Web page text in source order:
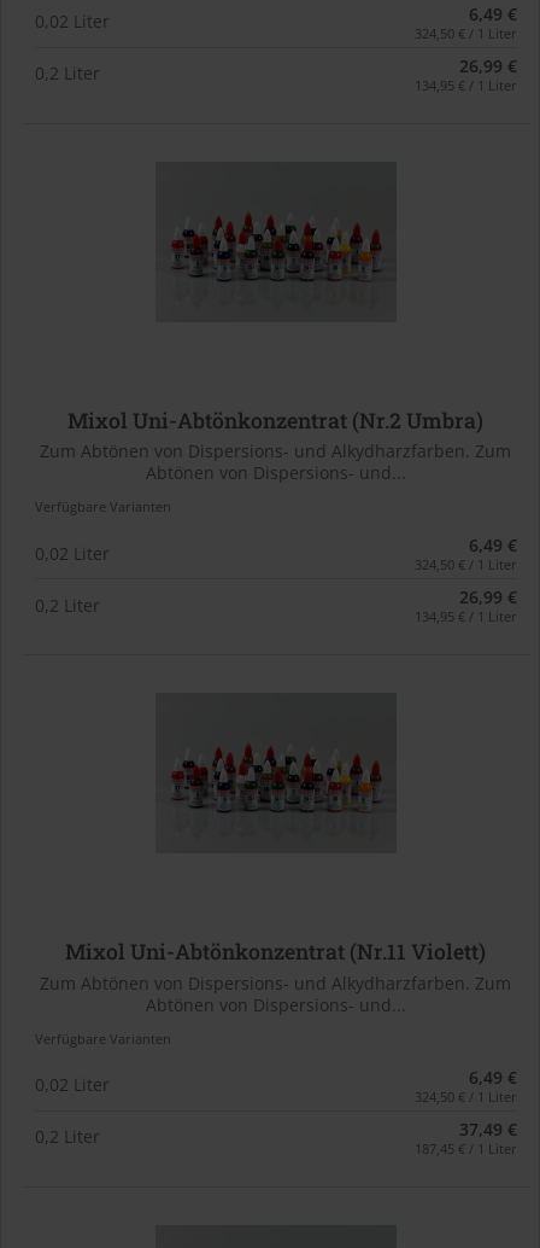
0,02 Liter 6,49 €
324,50 € / 1 Liter
0,2 Liter 26,99 €
134,95 € / 1 Liter
Mixol Uni-Abtönkonzentrat (Nr.2 Umbra)
Zum Abtönen von Dispersions- und Alkydharzfarben. Zum
Abtönen von Dispersions- und...
Verfügbare Varianten
0,02 Liter 6,49 €
324,50 € / 1 Liter
0,2 Liter 26,99 €
134,95 € / 1 Liter
Mixol Uni-Abtönkonzentrat (Nr.11 Violett)
Zum Abtönen von Dispersions- und Alkydharzfarben. Zum
Abtönen von Dispersions- und...
Verfügbare Varianten
0,02 Liter 6,49 €
324,50 € / 1 Liter
0,2 Liter 37,49 €
187,45 € / 1 Liter